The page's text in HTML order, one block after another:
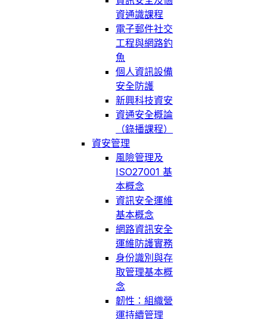
資通識課程
電子郵件社交
工程與網路釣
魚
個人資訊設備
安全防護
新興科技資安
資通安全概論
（錄播課程）
資安管理
風險管理及
ISO27001 基
本概念
資訊安全運維
基本概念
網路資訊安全
運維防護實務
身份識別與存
取管理基本概
念
韌性：組織營
運持續管理